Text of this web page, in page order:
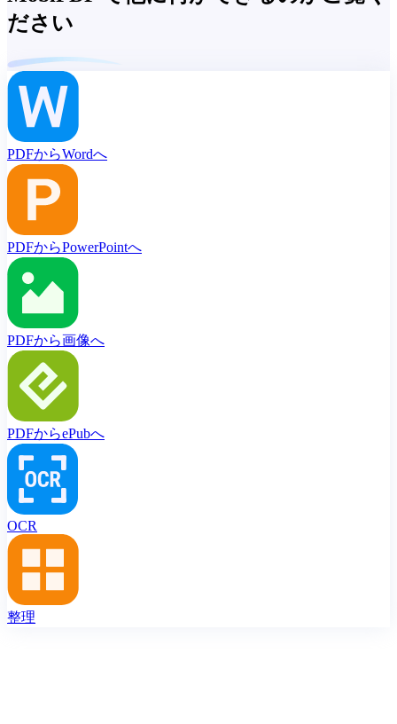
ださい
PDFからWordへ
PDFからPowerPointへ
PDFから画像へ
PDFからePubへ
OCR
整理